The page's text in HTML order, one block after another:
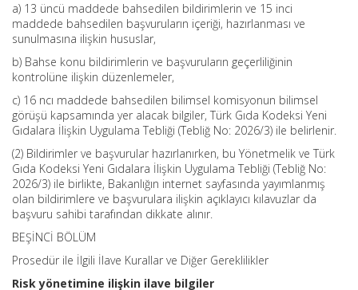
a) 13 üncü maddede bahsedilen bildirimlerin ve 15 inci
maddede bahsedilen başvuruların içeriği, hazırlanması ve
sunulmasına ilişkin hususlar,
b) Bahse konu bildirimlerin ve başvuruların geçerliliğinin
kontrolüne ilişkin düzenlemeler,
c) 16 ncı maddede bahsedilen bilimsel komisyonun bilimsel
görüşü kapsamında yer alacak bilgiler, Türk Gıda Kodeksi Yeni
Gıdalara İlişkin Uygulama Tebliği (Tebliğ No: 2026/3) ile belirlenir.
(2) Bildirimler ve başvurular hazırlanırken, bu Yönetmelik ve Türk
Gıda Kodeksi Yeni Gıdalara İlişkin Uygulama Tebliği (Tebliğ No:
2026/3) ile birlikte, Bakanlığın internet sayfasında yayımlanmış
olan bildirimlere ve başvurulara ilişkin açıklayıcı kılavuzlar da
başvuru sahibi tarafından dikkate alınır.
BEŞİNCİ BÖLÜM
Prosedür ile İlgili İlave Kurallar ve Diğer Gereklilikler
Risk yönetimine ilişkin ilave bilgiler